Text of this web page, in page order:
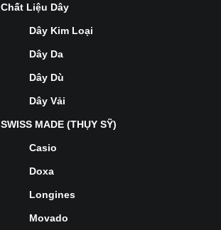
Chất Liệu Dây
Dây Kim Loại
Dây Da
Dây Dù
Dây Vải
SWISS MADE (THỤY SỸ)
Casio
Doxa
Longines
Movado